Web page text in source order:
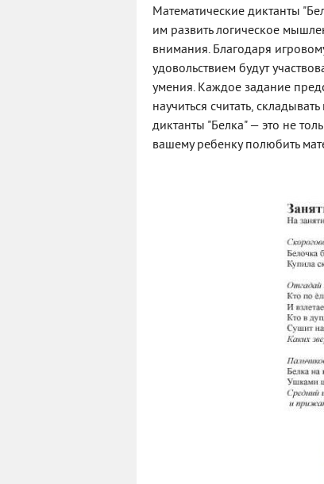
Математические диктанты
им развить логическое
внимания. Благодаря
удовольствием будут
умения. Каждое задание
научиться считать,
диктанты "Белка" — это не
вашему ребенку полюбить